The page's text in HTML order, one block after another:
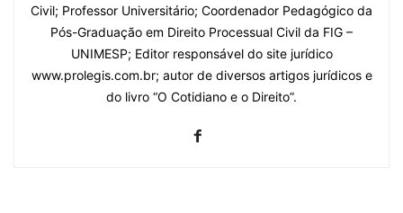
Civil; Professor Universitário; Coordenador Pedagógico da
Pós-Graduação em Direito Processual Civil da FIG –
UNIMESP; Editor responsável do site jurídico
www.prolegis.com.br; autor de diversos artigos jurídicos e
do livro “O Cotidiano e o Direito”.